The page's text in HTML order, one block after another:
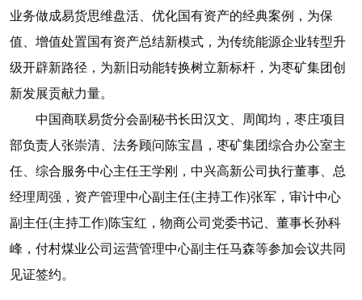
业务做成易货思维盘活、优化国有资产的经典案例，为保
值、增值处置国有资产总结新模式，为传统能源企业转型升
级开辟新路径，为新旧动能转换树立新标杆，为枣矿集团创
新发展贡献力量。
中国商联易货分会副秘书长田汉文、周闻均，枣庄项目
部负责人张崇清、法务顾问陈宝昌，枣矿集团综合办公室主
任、综合服务中心主任王学刚，中兴高新公司执行董事、总
经理周强，资产管理中心副主任(主持工作)张军，审计中心
副主任(主持工作)陈宝红，物商公司党委书记、董事长孙科
峰，付村煤业公司运营管理中心副主任马森等参加会议共同
见证签约。